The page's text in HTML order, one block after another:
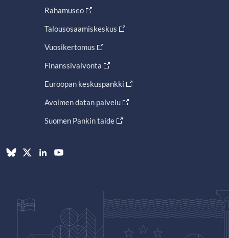
Rahamuseo
Talousosaamiskeskus
Vuosikertomus
Finanssivalvonta
Euroopan keskuspankki
Avoimen datan palvelu
Suomen Pankin taide